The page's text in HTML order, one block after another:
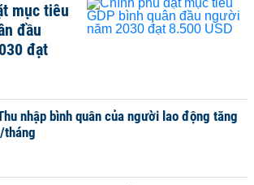
mục tiêu
đầu
đạt
nhập bình quân của người lao động tăng
tháng